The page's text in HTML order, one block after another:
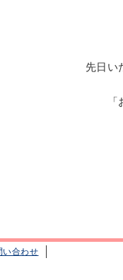
先日い
い合わせ